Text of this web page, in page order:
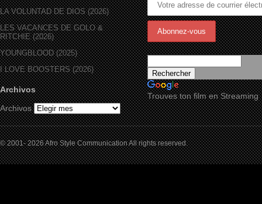
LA VOLUNTAD DE DIOS (2026)
LES VACANCES DE GOLO &
RITCHIE (2026)
YOUNGBLOOD (2025)
I LOVE BOOSTERS (2026)
Archivos
Archivos
Trouves ton film en Streaming
© 2001- 2026 Afro Style Communication All rights reserved.